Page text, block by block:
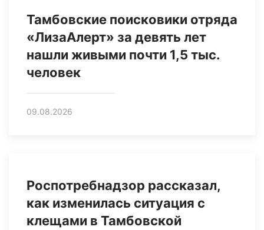
Тамбовские поисковики отряда
«ЛизаАлерт» за девять лет
нашли живыми почти 1,5 тыс.
человек
09.08.2026
Роспотребнадзор рассказал,
как изменилась ситуация с
клещами в Тамбовской